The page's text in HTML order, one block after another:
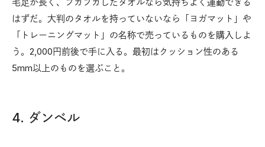
はずだ。大判のタオルを持っていないなら「ヨガマット」や
「トレーニングマット」の名称で売っているものを購入しよ
う。2,000円前後で手に入る。最初はクッション性のある
5mm以上のものを選ぶこと。
4. ダンベル